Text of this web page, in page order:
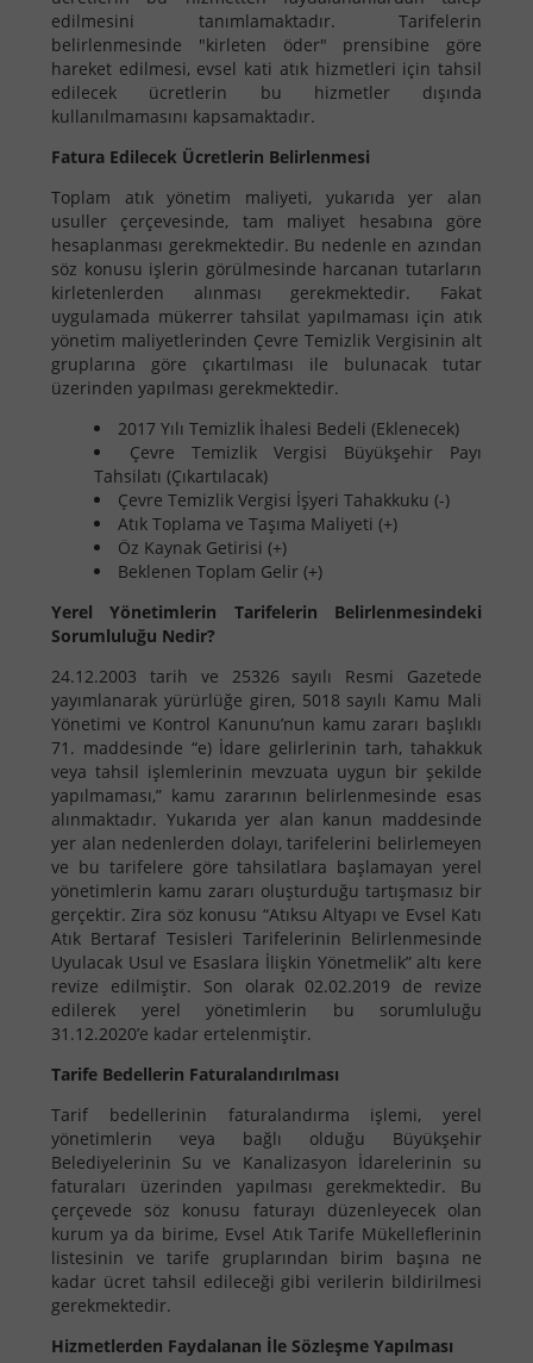
edilmesini tanımlamaktadır. Tarifelerin
belirlenmesinde "kirleten öder" prensibine göre
hareket edilmesi, evsel kati atık hizmetleri için tahsil
edilecek ücretlerin bu hizmetler dışında
kullanılmamasını kapsamaktadır.
Fatura Edilecek Ücretlerin Belirlenmesi
Toplam atık yönetim maliyeti, yukarıda yer alan
usuller çerçevesinde, tam maliyet hesabına göre
hesaplanması gerekmektedir. Bu nedenle en azından
söz konusu işlerin görülmesinde harcanan tutarların
kirletenlerden alınması gerekmektedir. Fakat
uygulamada mükerrer tahsilat yapılmaması için atık
yönetim maliyetlerinden Çevre Temizlik Vergisinin alt
gruplarına göre çıkartılması ile bulunacak tutar
üzerinden yapılması gerekmektedir.
2017 Yılı Temizlik İhalesi Bedeli (Eklenecek)
Çevre Temizlik Vergisi Büyükşehir Payı
Tahsilatı (Çıkartılacak)
Çevre Temizlik Vergisi İşyeri Tahakkuku (-)
Atık Toplama ve Taşıma Maliyeti (+)
Öz Kaynak Getirisi (+)
Beklenen Toplam Gelir (+)
Yerel Yönetimlerin Tarifelerin Belirlenmesindeki
Sorumluluğu Nedir?
24.12.2003 tarih ve 25326 sayılı Resmi Gazetede
yayımlanarak yürürlüğe giren, 5018 sayılı Kamu Mali
Yönetimi ve Kontrol Kanunu’nun kamu zararı başlıklı
71. maddesinde “e) İdare gelirlerinin tarh, tahakkuk
veya tahsil işlemlerinin mevzuata uygun bir şekilde
yapılmaması,” kamu zararının belirlenmesinde esas
alınmaktadır. Yukarıda yer alan kanun maddesinde
yer alan nedenlerden dolayı, tarifelerini belirlemeyen
ve bu tarifelere göre tahsilatlara başlamayan yerel
yönetimlerin kamu zararı oluşturduğu tartışmasız bir
gerçektir. Zira söz konusu “Atıksu Altyapı ve Evsel Katı
Atık Bertaraf Tesisleri Tarifelerinin Belirlenmesinde
Uyulacak Usul ve Esaslara İlişkin Yönetmelik” altı kere
revize edilmiştir. Son olarak 02.02.2019 de revize
edilerek yerel yönetimlerin bu sorumluluğu
31.12.2020’e kadar ertelenmiştir.
Tarife Bedellerin Faturalandırılması
Tarif bedellerinin faturalandırma işlemi, yerel
yönetimlerin veya bağlı olduğu Büyükşehir
Belediyelerinin Su ve Kanalizasyon İdarelerinin su
faturaları üzerinden yapılması gerekmektedir. Bu
çerçevede söz konusu faturayı düzenleyecek olan
kurum ya da birime, Evsel Atık Tarife Mükelleflerinin
listesinin ve tarife gruplarından birim başına ne
kadar ücret tahsil edileceği gibi verilerin bildirilmesi
gerekmektedir.
Hizmetlerden Faydalanan İle Sözleşme Yapılması​